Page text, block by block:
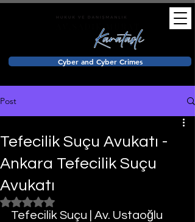
Cyber and Cyber Crimes
Post
Tefecilik Suçu Avukatı -
Ankara Tefecilik Suçu
Avukatı
Rated NaN out of 5 stars.
Tefecilik Suçu | Av. Ustaoğlu